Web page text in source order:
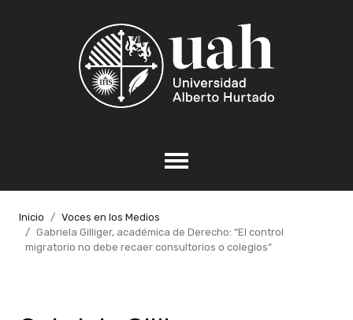
Inicio
Voces en los Medios
Gabriela Gilliger, académica de Derecho: “El control
migratorio no debe recaer consultorios o colegios”